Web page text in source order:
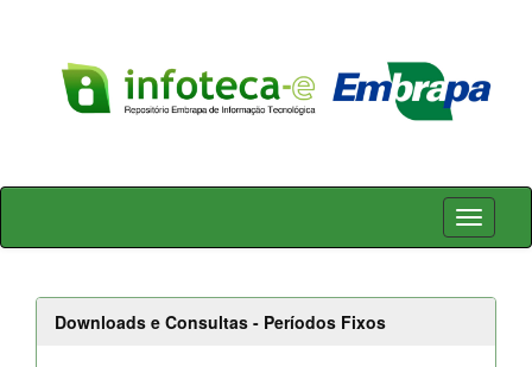
Skip
Downloads e Consultas - Períodos Fixos